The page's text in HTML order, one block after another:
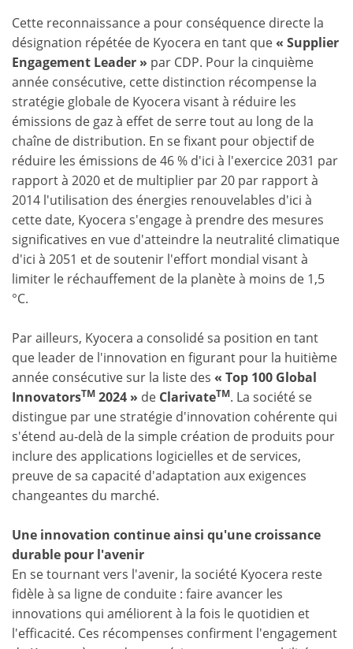
Cette reconnaissance a pour conséquence directe la
désignation répétée de Kyocera en tant que« Supplier
Engagement Leader » par CDP. Pour la cinquième
année consécutive, cette distinction récompense la
stratégie globale de Kyocera visant à réduire les
émissions de gaz à effet de serre tout au long de la
chaîne de distribution. En se fixant pour objectif de
réduire les émissions de 46 % d'ici à l'exercice 2031 par
rapport à 2020 et de multiplier par 20 par rapport à
2014 l'utilisation des énergies renouvelables d'ici à
cette date, Kyocera s'engage à prendre des mesures
significatives en vue d'atteindre la neutralité climatique
d'ici à 2051 et de soutenir l'effort mondial visant à
limiter le réchauffement de la planète à moins de 1,5
°C.
Par ailleurs, Kyocera a consolidé sa position en tant
que leader de l'innovation en figurant pour la huitième
année consécutive sur la liste des « Top 100 Global
InnovatorsTM 2024 » de ClarivateTM. La société se
distingue par une stratégie d'innovation cohérente qui
s'étend au-delà de la simple création de produits pour
inclure des applications logicielles et de services,
preuve de sa capacité d'adaptation aux exigences
changeantes du marché.
Une innovation continue ainsi qu'une croissance
durable pour l'avenir
En se tournant vers l'avenir, la société Kyocera reste
fidèle à sa ligne de conduite : faire avancer les
innovations qui améliorent à la fois le quotidien et
l'efficacité. Ces récompenses confirment l'engagement